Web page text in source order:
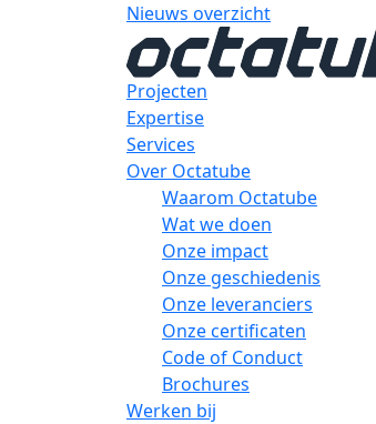
Projecten
Expertise
Services
Over Octatube
Waarom Octatube
Wat we doen
Onze impact
Onze geschiedenis
Onze leveranciers
Onze certificaten
Code of Conduct
Brochures
Werken bij
Nieuws overzicht